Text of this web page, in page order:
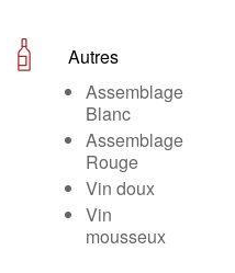
Autres
Assemblage
Blanc
Assemblage
Rouge
Vin doux
Vin
mousseux